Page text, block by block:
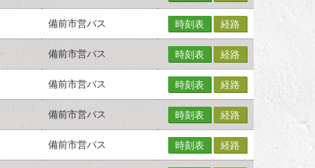
備前市営バス 時刻表 経路
備前市営バス 時刻表 経路
備前市営バス 時刻表 経路
備前市営バス 時刻表 経路
備前市営バス 時刻表 経路